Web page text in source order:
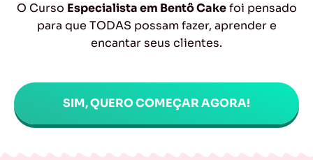
O Curso Especialista em Bentô Cakefoi pensado
para que TODAS possam fazer, aprender e
encantar seus clientes.
SIM, QUERO COMEÇAR AGORA!